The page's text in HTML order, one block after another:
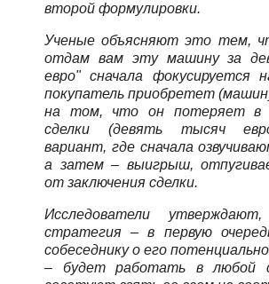
второй формулировки.
Ученые объясняют это тем,
отдам вам эту машину за
евро" сначала фокусируется
покупатель приобретет
на том, что он потеряет в
сделки (девять тысяч
вариант, где сначала
а затем – выигрыш,
от заключения сделки.
Исследователи
стратегия – в первую
собеседнику о его
– будет работать в любой